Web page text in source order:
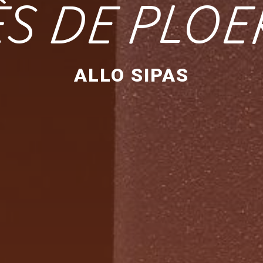
DE
ALLO SIPAS